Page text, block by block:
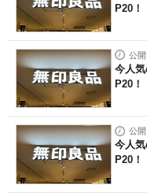
P20
公
今人
P20
公
今人
P20